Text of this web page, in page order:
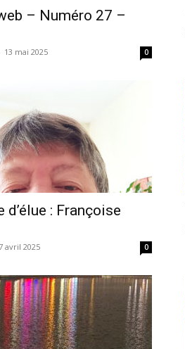
– Numéro 27 –
13 mai 2025 0
d’élue : Françoise
avril 2025 0